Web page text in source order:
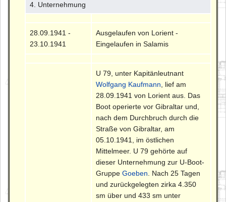
4. Unternehmung
28.09.1941 -
23.10.1941
Ausgelaufen von Lorient -
Eingelaufen in Salamis
U 79, unter Kapitänleutnant
Wolfgang Kaufmann , lief am
28.09.1941 von Lorient aus. Das
Boot operierte vor Gibraltar und,
nach dem Durchbruch durch die
Straße von Gibraltar, am
05.10.1941, im östlichen
Mittelmeer. U 79 gehörte auf
dieser Unternehmung zur U-Boot-
GruppeGoeben . Nach 25 Tagen
und zurückgelegten zirka 4.350
sm über und 433 sm unter